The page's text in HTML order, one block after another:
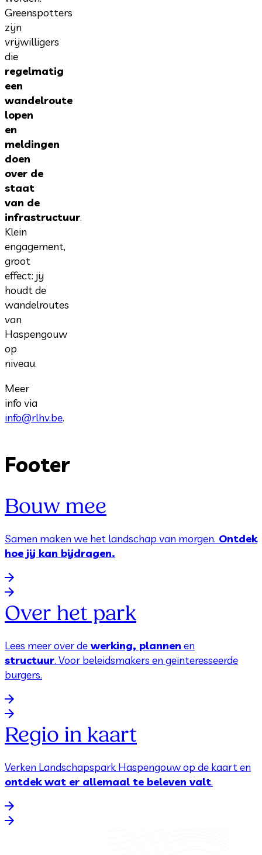
Greenspotters
zijn
vrijwilligers
die
regelmatig
een
wandelroute
lopen
en
meldingen
doen
over de
staat
van de
infrastructuur.
Klein
engagement,
groot
effect: jij
houdt de
wandelroutes
van
Haspengouw
op
niveau.
Meer
info via
info@rlhv.be.
Footer
Bouw mee
Samen maken we het landschap van morgen. Ontdek
hoe jij kan bijdragen.
Over het park
Lees meer over de werking, plannen en
structuur. Voor beleidsmakers en geïnteresseerde
burgers.
Regio in kaart
Verken Landschapspark Haspengouw op de kaart en
ontdek wat er allemaal te beleven valt.